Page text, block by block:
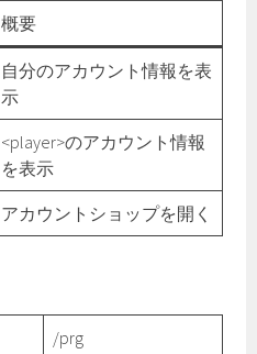
概要
自分のアカウント情報を表
示
<player>のアカウント情報
を表示
アカウントショップを開く
/prg